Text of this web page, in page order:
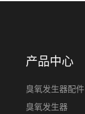
产品中心
臭氧发生器配件
臭氧发生器